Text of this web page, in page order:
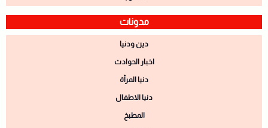
مدونات
دين ودنيا
اخبار الحوادث
دنيا المرأة
دنيا الاطفال
المطبخ